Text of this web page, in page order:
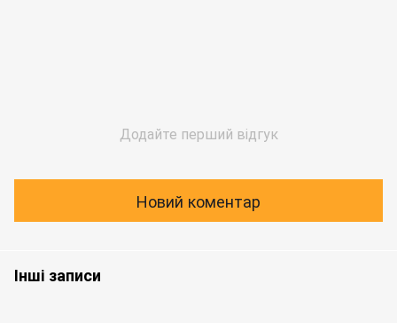
Додайте перший відгук
Новий коментар
Інші записи